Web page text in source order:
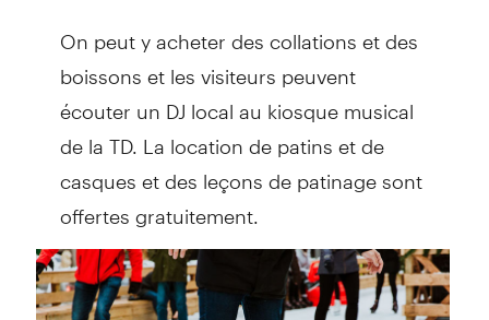
On peut y acheter des collations et des
boissons et les visiteurs peuvent
écouter un DJ local au kiosque musical
de la TD. La location de patins et de
casques et des leçons de patinage sont
offertes gratuitement.